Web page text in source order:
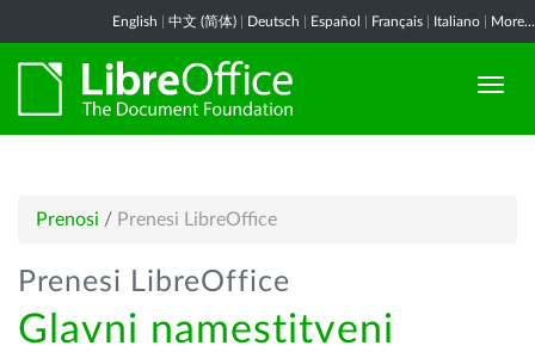
English 中文 (简体) Deutsch Español Français Italiano More...
Prenosi / Prenesi LibreOffice
Prenesi LibreOffice
Glavni namestitveni